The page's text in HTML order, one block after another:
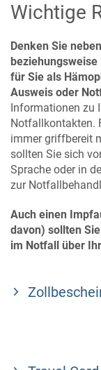
Wichtige
Denken Sie
für Sie als
Ausweis oder
Informationen zu
Notfallkontakten.
immer griffbereit
sollten Sie sich
Sprache oder in
zur
Auch einen
davon) sollten
im Notfall über